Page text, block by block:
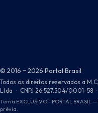
© 2016 ~ 2026 Portal Brasil
Todos os direitos reservados a
Ltda · CNPJ 26.527.504/0001-58 ·
Tema EXCLUSIVO - PORTAL
prévia.